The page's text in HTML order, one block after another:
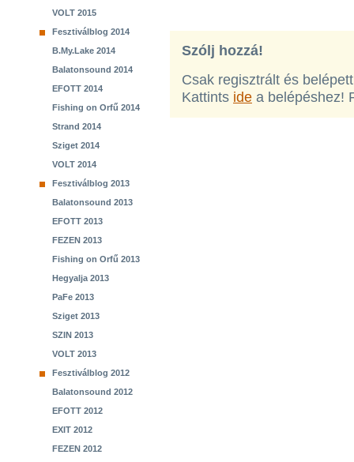
VOLT 2015
Fesztiválblog 2014
B.My.Lake 2014
Balatonsound 2014
EFOTT 2014
Fishing on Orfű 2014
Strand 2014
Sziget 2014
VOLT 2014
Fesztiválblog 2013
Balatonsound 2013
EFOTT 2013
FEZEN 2013
Fishing on Orfű 2013
Hegyalja 2013
PaFe 2013
Sziget 2013
SZIN 2013
VOLT 2013
Fesztiválblog 2012
Balatonsound 2012
EFOTT 2012
EXIT 2012
FEZEN 2012
Szólj hozzá!
Csak regisztrált és
Kattints ide a belépéshez!